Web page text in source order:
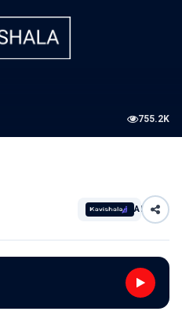
755.2K
AI